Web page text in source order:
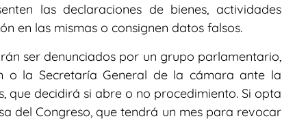
las declaraciones de bienes, actividades
en las mismas o consignen datos falsos.
ser denunciados por un grupo parlamentario,
o la Secretaría General de la cámara ante la
que decidirá si abre o no procedimiento. Si opta
del Congreso, que tendrá un mes para revocar